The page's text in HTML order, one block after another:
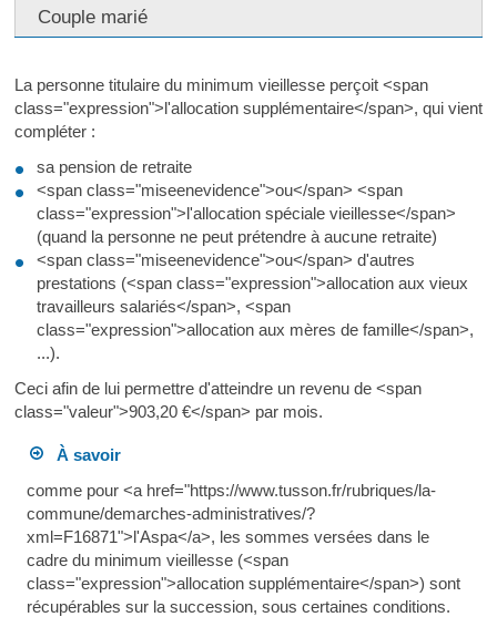
Couple marié
La personne titulaire du minimum vieillesse perçoit <span
class="expression">l'allocation supplémentaire</span>, qui vient
compléter :
sa pension de retraite
<span class="miseenevidence">ou</span> <span
class="expression">l'allocation spéciale vieillesse</span>
(quand la personne ne peut prétendre à aucune retraite)
<span class="miseenevidence">ou</span> d'autres
prestations (<span class="expression">allocation aux vieux
travailleurs salariés</span>, <span
class="expression">allocation aux mères de famille</span>,
...).
Ceci afin de lui permettre d'atteindre un revenu de <span
class="valeur">903,20 €</span> par mois.
À savoir
comme pour <a href="https://www.tusson.fr/rubriques/la-
commune/demarches-administratives/?
xml=F16871">l'Aspa</a>, les sommes versées dans le
cadre du minimum vieillesse (<span
class="expression">allocation supplémentaire</span>) sont
récupérables sur la succession, sous certaines conditions.